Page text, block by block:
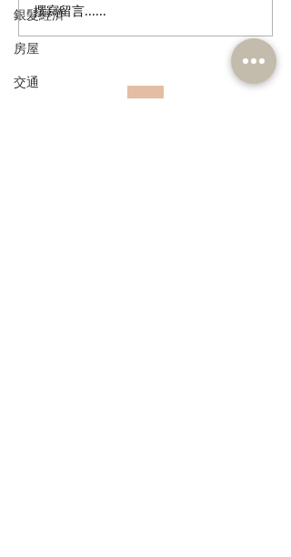
銀髮經濟
房屋
交通
社區券涉騙案植潔鈴促全
面檢視監管，善用科技加
撰寫留言......